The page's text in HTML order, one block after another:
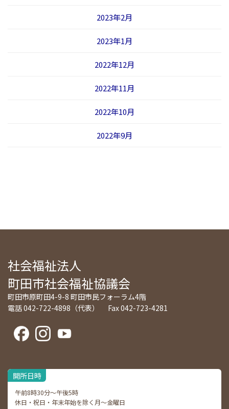
2023年2月
2023年1月
2022年12月
2022年11月
2022年10月
2022年9月
社会福祉法人
町田市社会福祉協議会
町田市原町田4-9-8 町田市民フォーラム4階
電話 042-722-4898（代表） Fax 042-723-4281
開所日時
午前8時30分～午後5時
休日・祝日・年末年始を除く月～金曜日